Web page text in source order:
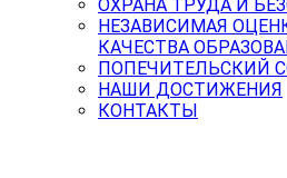
ОХРАНА ТРУДА И
НЕЗАВИСИМАЯ
КАЧЕСТВА
ПОПЕЧИТЕЛЬСКИЙ
НАШИ ДОСТИЖЕНИЯ
КОНТАКТЫ